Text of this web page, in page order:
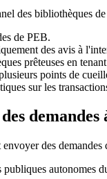
des bibliothèques de
de PEB.
des avis à
prêteuses en
points de
sur les
des
publiques autonomes